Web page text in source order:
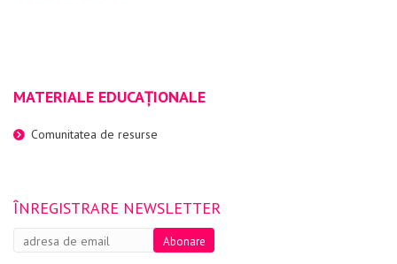
MATERIALE EDUCAȚIONALE
Comunitatea de resurse
ÎNREGISTRARE NEWSLETTER